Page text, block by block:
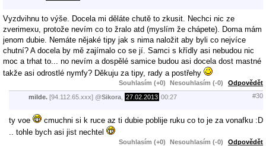
Vyzdvihnu to výše. Docela mi děláte chutě to zkusit. Nechci nic ze
zverimexu, protože nevím co to žralo atd (myslím že chápete). Doma mám
jenom dubie. Nemáte nějaké tipy jak s nima naložit aby byli co nejvíce
chutní? A docela by mě zajímalo co se jí. Samci s křídly asi nebudou nic
moc a trhat to... no nevím a dospělé samice budou asi docela dost mastné
takže asi odrostlé nymfy? Děkuju za tipy, rady a postřehy
Souhlasím (+0) Nesouhlasím (-0) Odpovědět
milde. [94.112.65.xxx] @Sikora 27.02.2013 00:27 #30
ty voe
cmuchni si k ruce az ti dubie poblije ruku co to je za vonafku :D
.. tohle bych asi jist nechtel
Souhlasím (+0) Nesouhlasím (-0) Odpovědět